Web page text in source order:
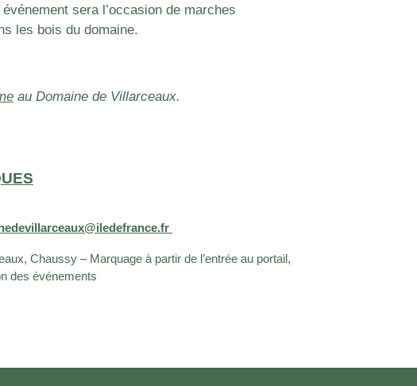
sera l’occasion de marches
les bois du domaine.
au Domaine de Villarceaux.
Chaussy – Marquage à partir de l’entrée au portail,
des événements